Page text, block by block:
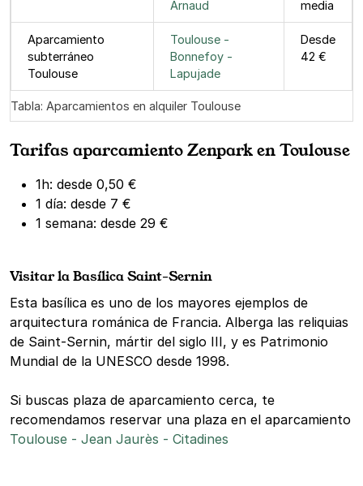
Tabla: Aparcamientos en alquiler Toulouse
Arnaud media
Aparcamiento
subterráneo
Toulouse
Toulouse -
Bonnefoy -
Lapujade
Desde
42 €
Tarifas aparcamiento Zenpark en Toulouse
1h: desde 0,50 €
1 día: desde 7 €
1 semana: desde 29 €
Visitar la Basílica Saint-Sernin
Esta basílica es uno de los mayores ejemplos de
arquitectura románica de Francia. Alberga las reliquias
de Saint-Sernin, mártir del siglo III, y es Patrimonio
Mundial de la UNESCO desde 1998.
Si buscas plaza de aparcamiento cerca, te
recomendamos reservar una plaza en el aparcamiento
Toulouse - Jean Jaurès - Citadines